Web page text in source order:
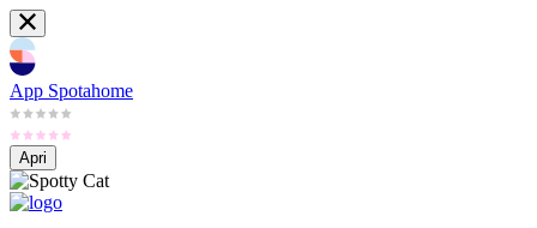
App Spotahome
Apri